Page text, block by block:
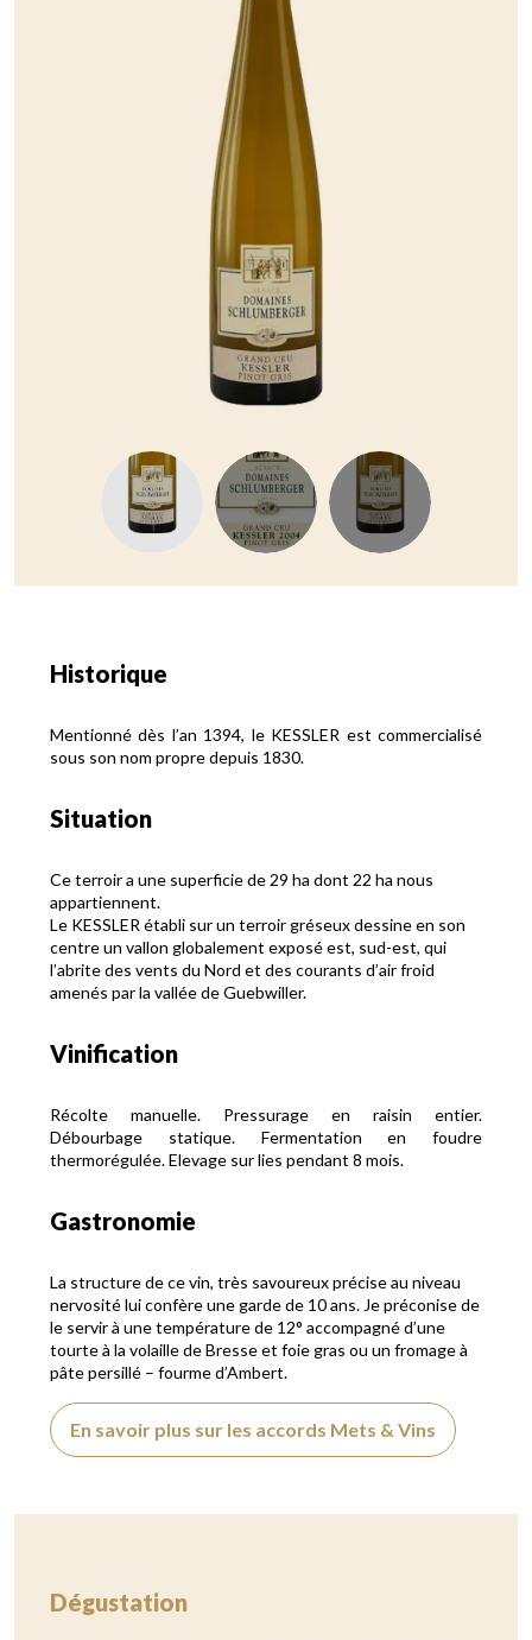
Historique
Mentionné dès l’an 1394, le KESSLER est commercialisé
sous son nom propre depuis 1830.
Situation
Ce terroir a une superficie de 29 ha dont 22 ha nous
appartiennent.
Le KESSLER établi sur un terroir gréseux dessine en son
centre un vallon globalement exposé est, sud-est, qui
l’abrite des vents du Nord et des courants d’air froid
amenés par la vallée de Guebwiller.
Vinification
Récolte manuelle. Pressurage en raisin entier.
Débourbage statique. Fermentation en foudre
thermorégulée. Elevage sur lies pendant 8 mois.
Gastronomie
La structure de ce vin, très savoureux précise au niveau
nervosité lui confère une garde de 10 ans. Je préconise de
le servir à une température de 12° accompagné d’une
tourte à la volaille de Bresse et foie gras ou un fromage à
pâte persillé – fourme d’Ambert.
En savoir plus sur les accords Mets & Vins
Dégustation